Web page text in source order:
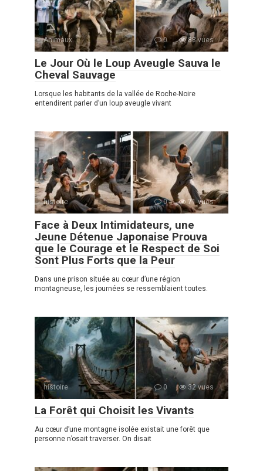
Animaux 0 88 vues
Le Jour Où le Loup Aveugle Sauva le
Cheval Sauvage
Lorsque les habitants de la vallée de Roche-Noire
entendirent parler d’un loup aveugle vivant
histoire 0 71 vues
Face à Deux Intimidateurs, une
Jeune Détenue Japonaise Prouva
que le Courage et le Respect de Soi
Sont Plus Forts que la Peur
Dans une prison située au cœur d’une région
montagneuse, les journées se ressemblaient toutes.
histoire 0 32 vues
La Forêt qui Choisit les Vivants
Au cœur d’une montagne isolée existait une forêt que
personne n’osait traverser. On disait